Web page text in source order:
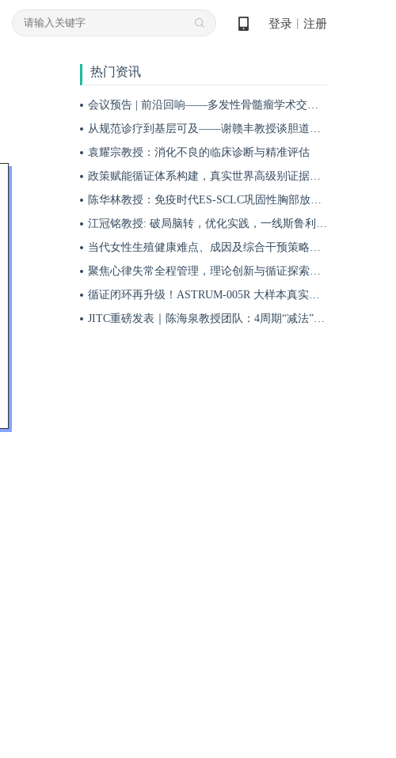
登录 注册
热门资讯
会议预告 | 前沿回响——多发性骨髓瘤学术交流会第十八期即将启幕！
从规范诊疗到基层可及——谢赣丰教授谈胆道肿瘤防治的本土化实践之路
袁耀宗教授：消化不良的临床诊断与精准评估
政策赋能循证体系构建，真实世界高级别证据夯实斯鲁利单抗一线治疗广泛期小细胞肺癌临床地位
陈华林教授：免疫时代ES-SCLC巩固性胸部放疗再添真实世界循证依据——cTRT可独立改善患者生存获益
江冠铭教授: 破局脑转，优化实践，一线斯鲁利单抗联合化疗为小细胞肺癌脑转移患者带来颅内与全身双重获益
当代女性生殖健康难点、成因及综合干预策略——魏晗
聚焦心律失常全程管理，理论创新与循证探索共筑诊疗新格局
循证闭环再升级！ASTRUM-005R 大样本真实世界研究，解锁斯鲁利单抗 ES-SCLC 全程管理新方案
JITC重磅发表｜陈海泉教授团队：4周期“减法”方案成功探索可切除肺鳞癌围术期治疗新路径